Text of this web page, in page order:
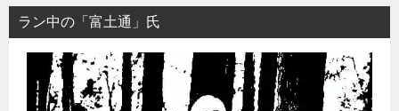
ラン中の「富土通」氏